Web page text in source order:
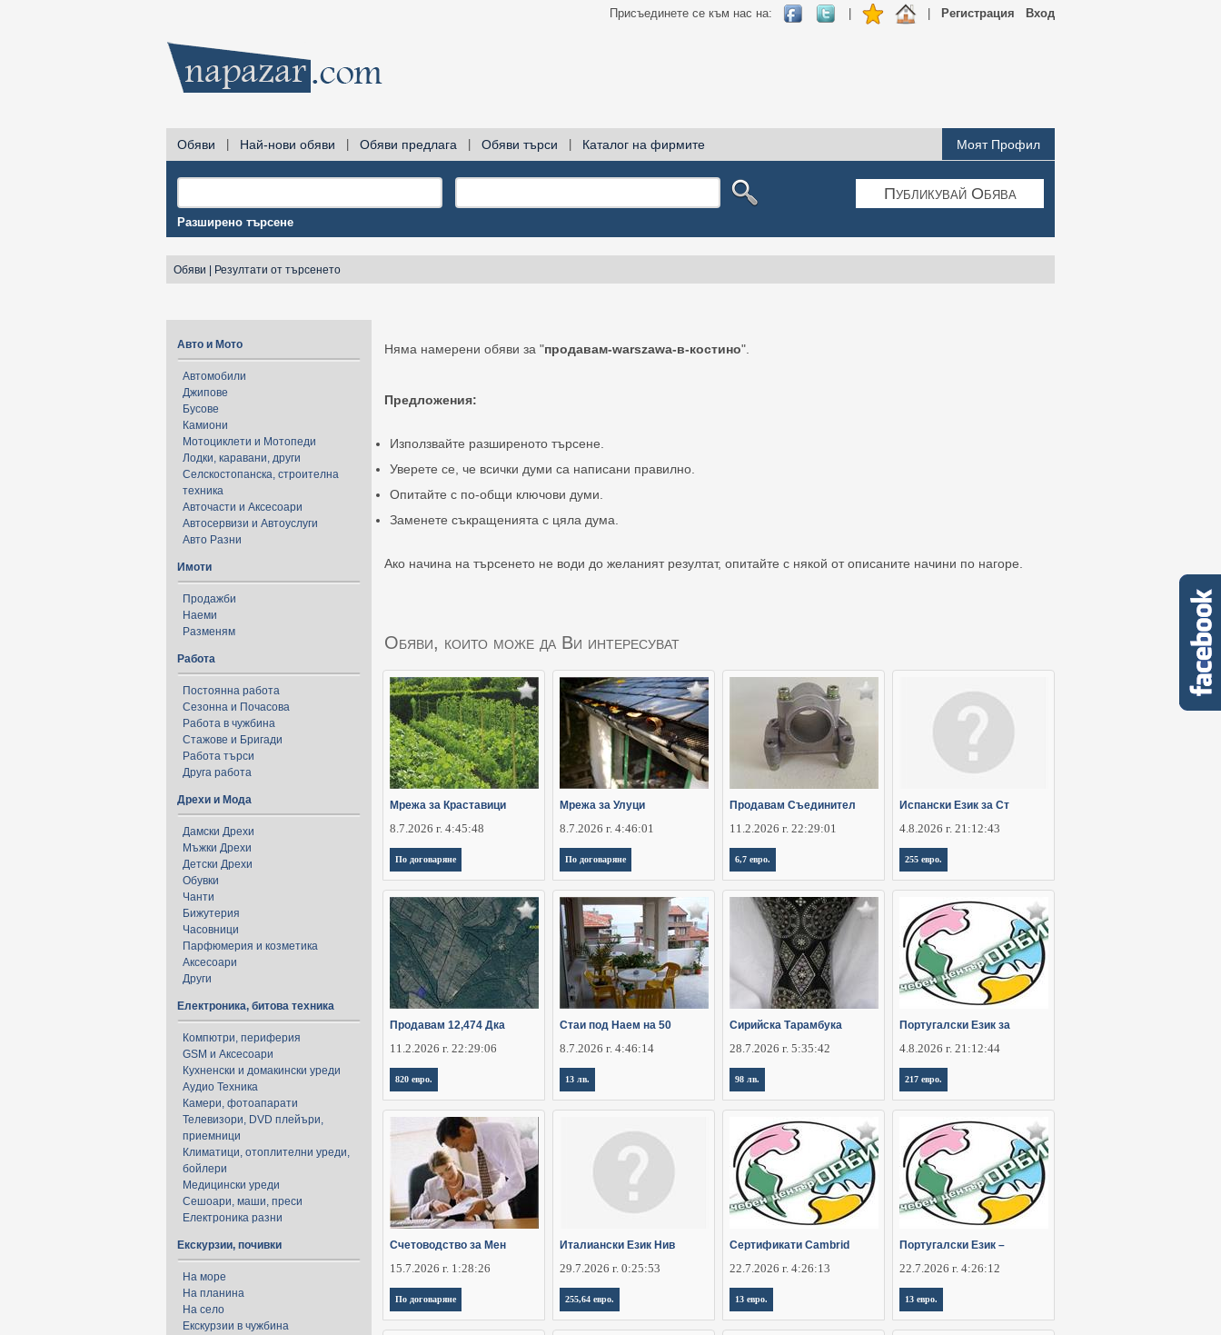
Вход
Регистрация
Присъединете се към нас на:
Обяви Най-нови обяви Обяви предлага Обяви търси Каталог на фирмите Моят Профил
Публикувай Обява
Разширено търсене
Обяви Резултати от търсенето
Авто и Мото
Автомобили
Джипове
Бусове
Камиони
Мотоциклети и Мотопеди
Лодки, каравани, други
Селскостопанска, строителна
техника
Авточасти и Аксесоари
Автосервизи и Автоуслуги
Авто Разни
Имоти
Продажби
Наеми
Разменям
Работа
Постоянна работа
Сезонна и Почасова
Работа в чужбина
Стажове и Бригади
Работа търси
Друга работа
Дрехи и Мода
Дамски Дрехи
Мъжки Дрехи
Детски Дрехи
Обувки
Чанти
Бижутерия
Часовници
Парфюмерия и козметика
Аксесоари
Други
Електроника, битова техника
Компютри, периферия
GSM и Аксесоари
Кухненски и домакински уреди
Аудио Техника
Камери, фотоапарати
Телевизори, DVD плейъри,
приемници
Климатици, отоплителни уреди,
бойлери
Медицински уреди
Сешоари, маши, преси
Електроника разни
Екскурзии, почивки
На море
На планина
На село
Екскурзии в чужбина
Няма намерени обяви за "продавам-warszawa-в-костино".
Предложения:
Използвайте разширеното търсене.
Уверете се, че всички думи са написани правилно.
Опитайте с по-общи ключови думи.
Заменете съкращенията с цяла дума.
Ако начина на търсенето не води до желаният резултат, опитайте с някой от описаните начини по нагоре.
Обяви, които може да Ви интересуват
Мрежа за Краставици
8.7.2026 г. 4:45:48
По договаряне
Мрежа за Улуци
8.7.2026 г. 4:46:01
По договаряне
Продавам Съединител
11.2.2026 г. 22:29:01
6,7 евро.
Испански Език за Ст
4.8.2026 г. 21:12:43
255 евро.
Продавам 12,474 Дка
11.2.2026 г. 22:29:06
820 евро.
Стаи под Наем на 50
8.7.2026 г. 4:46:14
13 лв.
Сирийска Тарамбука
28.7.2026 г. 5:35:42
98 лв.
Португалски Език за
4.8.2026 г. 21:12:44
217 евро.
Счетоводство за Мен
15.7.2026 г. 1:28:26
По договаряне
Италиански Език Нив
29.7.2026 г. 0:25:53
255,64 евро.
Сертификати Cambrid
22.7.2026 г. 4:26:13
13 евро.
Португалски Език –
22.7.2026 г. 4:26:12
13 евро.